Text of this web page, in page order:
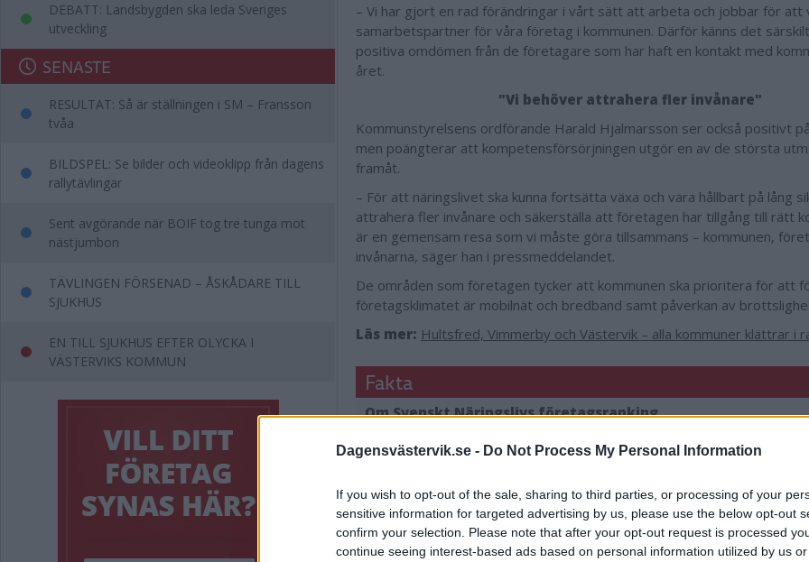
Dagensvästervik.se - Do Not Process My Personal Information
If you wish to opt-out of the sale, sharing to third parties, or processing of your
sensitive information for targeted advertising by us, please use the below opt-out
confirm your selection. Please note that after your opt-out request is processed
continue seeing interest-based ads based on personal information utilized by us
DEBATT: Landsbygden ska leda Sveriges
utveckling
SENASTE
RESULTAT: Så är ställningen i SM – Fransson
tvåa
BILDSPEL: Se bilder och videoklipp från dagens
rallytävlingar
Sent avgörande när BOIF tog tre tunga mot
nästjumbon
TÄVLINGEN FÖRSENAD – ÅSKÅDARE TILL
SJUKHUS
EN TILL SJUKHUS EFTER OLYCKA I
VÄSTERVIKS KOMMUN
– Vi har gjort en rad förändringar i vårt sätt att arbeta och jobbar för att
samarbetspartner för våra företag i kommunen. Därför känns det
positiva omdömen från de företagare som har haft en kontakt med
året.
"Vi behöver attrahera fler invånare"
Kommunstyrelsens ordförande Harald Hjalmarsson ser också positivt
men poängterar att kompetensförsörjningen utgör en av de största
framåt.
– För att näringslivet ska kunna fortsätta växa och vara hållbart på lång
attrahera fler invånare och säkerställa att företagen har tillgång till rätt
är en gemensam resa som vi måste göra tillsammans – kommunen,
invånarna, säger han i pressmeddelandet.
De områden som företagen tycker att kommunen ska prioritera för att
företagsklimatet är mobilnät och bredband samt påverkan av
Läs mer: Hultsfred, Vimmerby och Västervik – alla kommuner klättrar i
Fakta
Om Svenskt Näringslivs företagsranking
Varje år presenterar Svenskt Näringsliv en ranking av företagsklimatet i
kommuner. Syftet är att visa var i landet det är bäst att starta och driva
bygger till två tredjedelar på en enkätundersökning till företagen som
under första kvartalet 2024 och ytterligare en tredjedel bygger på
och UC.